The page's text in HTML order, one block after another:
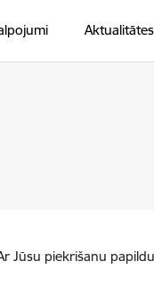
Aktualitātes
piekrišanu